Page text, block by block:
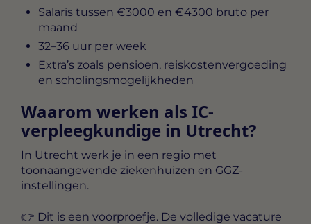
Salaris tussen €3000 en €4300 bruto per
maand
32–36 uur per week
Extra’s zoals pensioen, reiskostenvergoeding
en scholingsmogelijkheden
Waarom werken als IC-
verpleegkundige in Utrecht?
In Utrecht werk je in een regio met
toonaangevende ziekenhuizen en GGZ-
instellingen.
👉 Dit is een voorproefje. De volledige vacature